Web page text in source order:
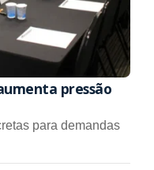
pressão
para demandas